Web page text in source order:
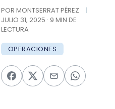
POR MONTSERRAT PÉREZ
|
JULIO 31, 2025 · 9 MIN DE
LECTURA
OPERACIONES